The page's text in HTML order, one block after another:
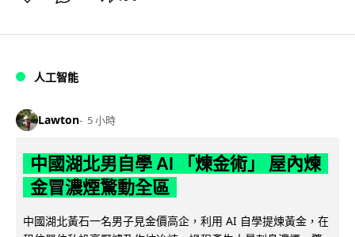
人工智能
Lawton 5 小時
中國湖北男自學 AI 「煉金術」 屋內煉
金冒濃煙驚動全區
中國湖北黃石一名男子見金價高企，利用 AI 自學提煉黃金，在